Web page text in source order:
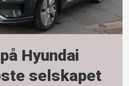
Hyundai
selskapet